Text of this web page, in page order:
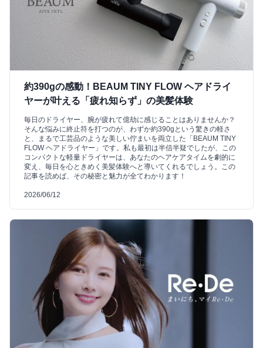
約390gの感動！BEAUM TINY FLOW ヘアドライ
ヤーが叶える「疲れ知らず」の美髪体験
毎日のドライヤー、腕が疲れて億劫に感じることはありませんか？
そんな悩みに終止符を打つのが、わずか約390gという驚きの軽さ
と、まるで工芸品のような美しい佇まいを両立した「BEAUM TINY
FLOW ヘアドライヤー」です。私も最初は半信半疑でしたが、この
コンパクトな軽量ドライヤーは、あなたのヘアケアタイムを劇的に
変え、毎日を心ときめく美髪体験へと導いてくれるでしょう。この
記事を読めば、その秘密と魅力が全てわかります！
2026/06/12